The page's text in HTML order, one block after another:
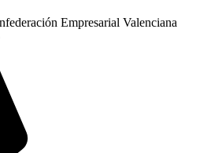
Empresarial Valenciana